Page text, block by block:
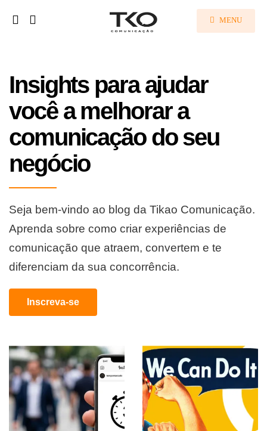
MENU
Insights para ajudar
você a melhorar a
comunicação do seu
negócio
Seja bem-vindo ao blog da Tikao Comunicação.
Aprenda sobre como criar experiências de
comunicação que atraem, convertem e te
diferenciam da sua concorrência.
Inscreva-se